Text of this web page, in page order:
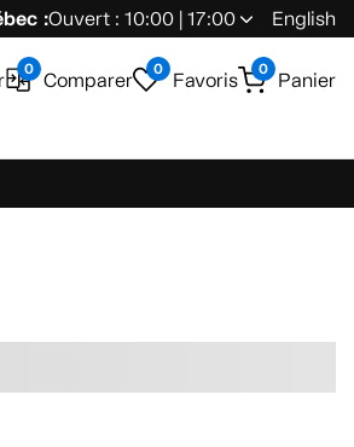
:Ouvert : 10:00 | 17:00 English
0 Comparer 0 Favoris 0 Panier